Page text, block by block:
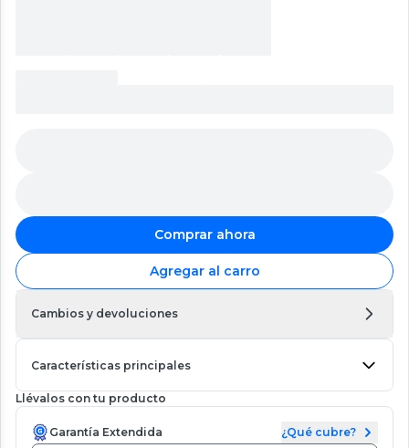
Comprar ahora
Agregar al carro
Cambios y devoluciones
Características principales
Llévalos con tu producto
Garantía Extendida ¿Qué cubre?